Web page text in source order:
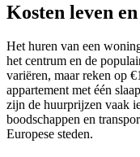
Kosten leven
Het huren van een
het centrum en de
variëren, maar reken op
appartement met één
zijn de huurprijzen vaak
boodschappen en
Europese steden.